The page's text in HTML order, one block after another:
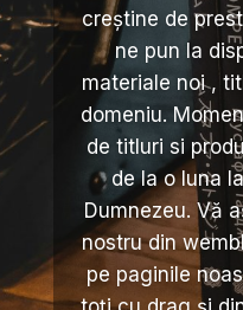
creștine de
ne pun la
materiale noi ,
domeniu.
de titluri si
de la o luna
Dumnezeu. Vă
nostru din
pe paginile